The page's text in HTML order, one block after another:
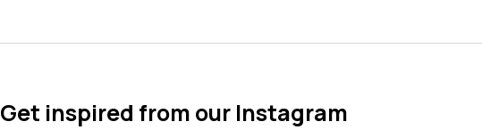
Get inspired from our Instagram